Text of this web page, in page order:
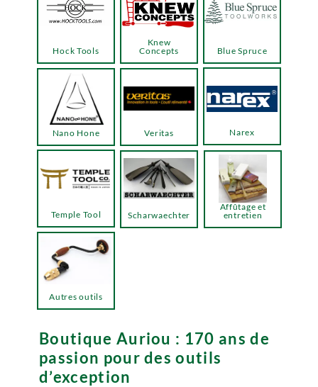
Boutique Auriou : 170 ans de
passion pour des outils
d’exception
Hock Tools
Knew
Concepts
Temple Tool
Blue Spruce
Narex
Veritas
Nano Hone
Autres outils
Scharwaechter
Affûtage et
entretien